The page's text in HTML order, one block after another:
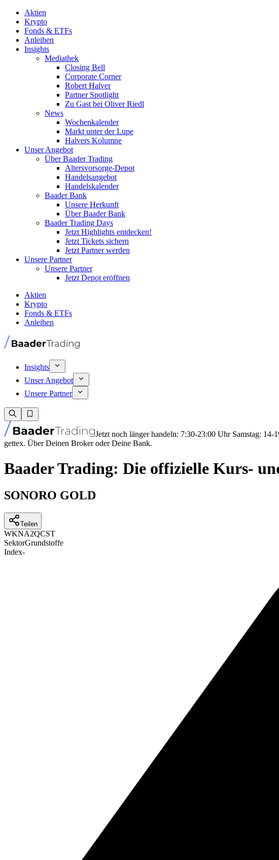
Aktien
Krypto
Fonds & ETFs
Anleihen
Insights
Mediathek
Closing Bell
Corporate Corner
Robert Halver
Partner Spotlight
Zu Gast bei Oliver Riedl
News
Wochenkalender
Markt unter der Lupe
Halvers Kolumne
Unser Angebot
Über Baader Trading
Altersvorsorge-Depot
Handelsangebot
Handelskalender
Baader Bank
Unsere Herkunft
Über Baader Bank
Baader Trading Days
Jetzt Highlights entdecken!
Jetzt Tickets sichern
Jetzt Partner werden
Unsere Partner
Unsere Partner
Jetzt Depot eröffnen
Aktien
Krypto
Fonds & ETFs
Anleihen
Insights
Unser Angebot
Unsere Partner
Jetzt noch länger handeln: 7:30-23:00 Uhr Samstag: 14-
gettex. Über Deinen Broker oder Deine Bank.
Baader Trading: Die offizielle Kurs-
SONORO GOLD
Teilen
WKNA2QCST
SektorGrundstoffe
Index-